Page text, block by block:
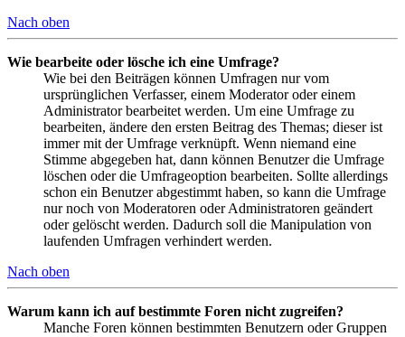
Nach oben
Wie bearbeite oder lösche ich eine Umfrage?
Wie bei den Beiträgen können Umfragen nur vom
ursprünglichen Verfasser, einem Moderator oder einem
Administrator bearbeitet werden. Um eine Umfrage zu
bearbeiten, ändere den ersten Beitrag des Themas; dieser ist
immer mit der Umfrage verknüpft. Wenn niemand eine
Stimme abgegeben hat, dann können Benutzer die Umfrage
löschen oder die Umfrageoption bearbeiten. Sollte allerdings
schon ein Benutzer abgestimmt haben, so kann die Umfrage
nur noch von Moderatoren oder Administratoren geändert
oder gelöscht werden. Dadurch soll die Manipulation von
laufenden Umfragen verhindert werden.
Nach oben
Warum kann ich auf bestimmte Foren nicht zugreifen?
Manche Foren können bestimmten Benutzern oder Gruppen